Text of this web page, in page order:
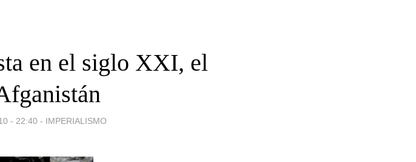
en el siglo XXI, el
- 22:40 - IMPERIALISMO